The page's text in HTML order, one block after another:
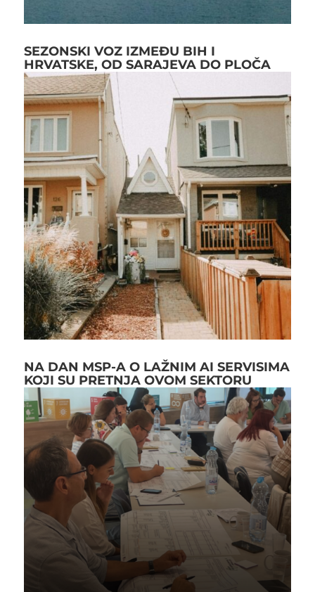
SEZONSKI VOZ IZMEĐU BIH I
HRVATSKE, OD SARAJEVA DO PLOČA
NA DAN MSP-A O LAŽNIM AI SERVISIMA
KOJI SU PRETNJA OVOM SEKTORU